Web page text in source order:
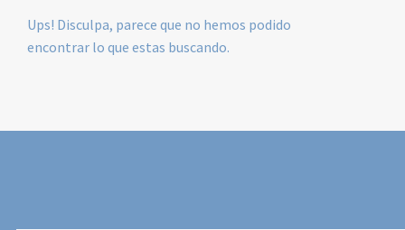
Ups! Disculpa, parece que no hemos podido
encontrar lo que estas buscando.